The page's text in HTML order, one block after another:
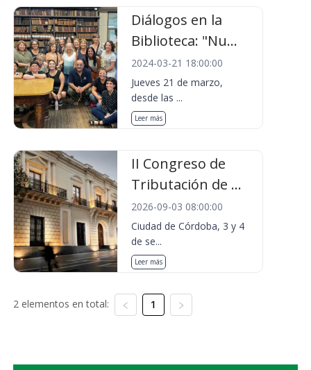
Diálogos en la
Biblioteca: "Nu...
2024-03-21 18:00:00
Jueves 21 de marzo,
desde las ...
Leer más
II Congreso de
Tributación de ...
2026-09-03 08:00:00
Ciudad de Córdoba, 3 y 4
de se...
Leer más
2 elementos en total: 1